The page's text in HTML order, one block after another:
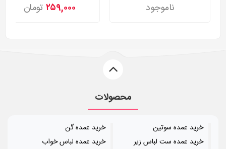
ناموجود ۲۵۹,۰۰۰ تومان
محصولات
خرید عمده سوتین
خرید عمده ست لباس زیر
خرید عمده گن
خرید عمده لباس خواب